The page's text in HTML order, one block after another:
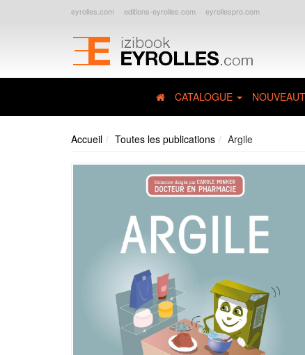
eyrolles.com editions-eyrolles.com eyrollespro.com
CATALOGUE
Accueil Toutes les publications Argile